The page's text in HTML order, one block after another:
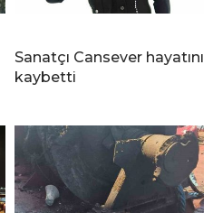
Sanatçı Cansever hayatını
kaybetti